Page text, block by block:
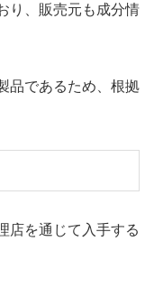
り、販売元も成分情
品であるため、根拠
店を通じて入手する